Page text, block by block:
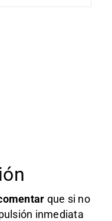
que si no
inmediata